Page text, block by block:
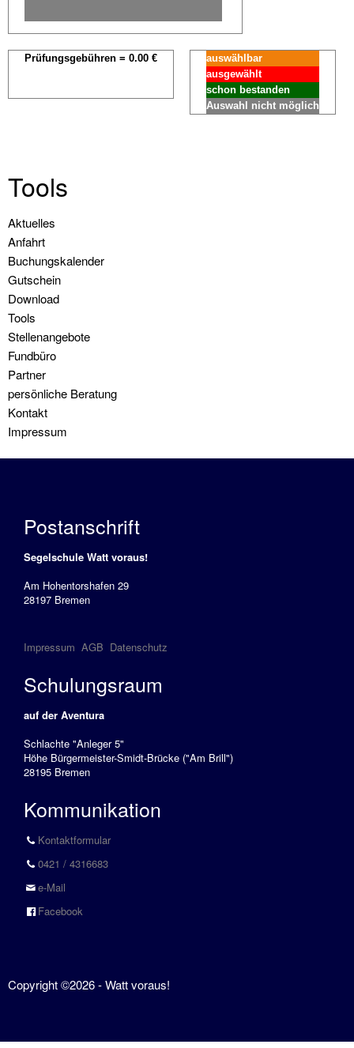
Hafenmanöver
Modul
Navigation
Radartraining
Rettungsmanöver
Schwerwetter
Informationen
Wir
unsere
Flotte
Solveig
See
Führerschein
Binnen
SportKüstenSchiffer
SportSeeSchiffer
Service
Gutschein
Prüfungsgebühren = 0.00 €
auswählbar
ausgewählt
schon bestanden
Auswahl nicht möglich
Tools
Navigation
überspringen
Aktuelles
Anfahrt
Buchungskalender
Gutschein
Download
Tools
Stellenangebote
Fundbüro
Partner
persönliche Beratung
Kontakt
Impressum
Postanschrift
Segelschule Watt voraus!
Am Hohentorshafen 29
28197 Bremen
Impressum AGB Datenschutz
Schulungsraum
auf der Aventura
Schlachte "Anleger 5"
Höhe Bürgermeister-Smidt-Brücke ("Am Brill")
28195 Bremen
Kommunikation
Kontaktformular
0421 / 4316683
e-Mail
Facebook
Copyright ©2026 - Watt voraus!